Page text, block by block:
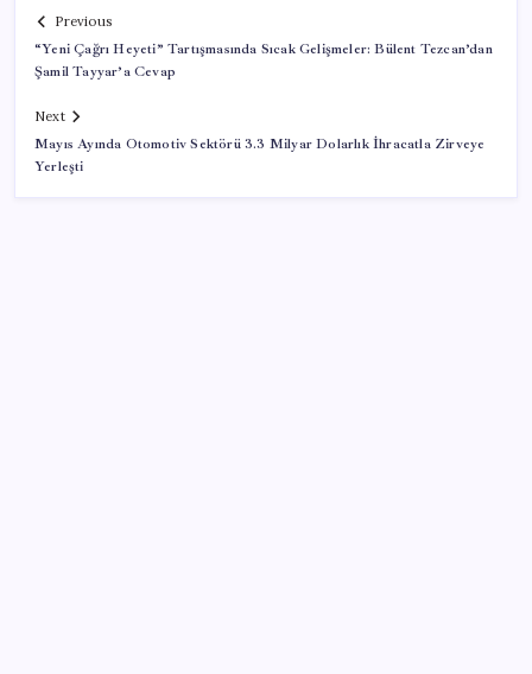
Previous
“Yeni Çağrı Heyeti” Tartışmasında Sıcak Gelişmeler: Bülent Tezcan’dan
Şamil Tayyar’a Cevap
Next
Mayıs Ayında Otomotiv Sektörü 3.3 Milyar Dolarlık İhracatla Zirveye
Yerleşti